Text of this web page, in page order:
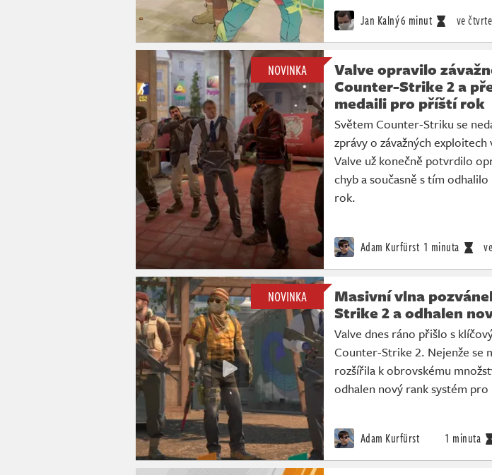
Jan Kalný6 minut ve
NOVINKA
Valve opravilo
Counter-Strike 2 a
medaili pro příští rok
Světem Counter-Striku se
zprávy o závažných
Valve už konečně potvrdilo
chyb a současně s tím
rok.
Adam Kurfürst 1 minuta
NOVINKA
Masivní vlna
Strike 2 a odhalen
Valve dnes ráno přišlo s
Counter-Strike 2. Nejenže se
rozšířila k obrovskému
odhalen nový rank systém
Adam Kurfürst 1 minuta